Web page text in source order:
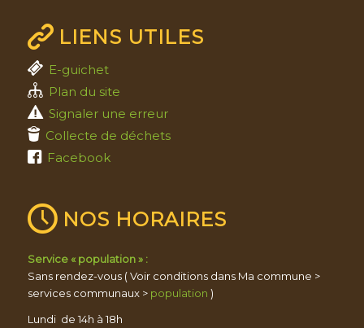
LIENS UTILES
E-guichet
Plan du site
Signaler une erreur
Collecte de déchets
Facebook
NOS HORAIRES
Service « population » :
Sans rendez-vous ( Voir conditions dans Ma commune >
services communaux > population )
Lundi de 14h à 18h